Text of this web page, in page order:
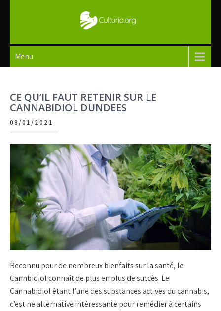
Culturia
Menu
CE QU’IL FAUT RETENIR SUR LE
CANNABIDIOL DUNDEES
08/01/2021
Reconnu pour de nombreux bienfaits sur la santé, le
Cannbidiol connaît de plus en plus de succès. Le
Cannabidiol étant l’une des substances actives du cannabis,
c’est ne alternative intéressante pour remédier à certains